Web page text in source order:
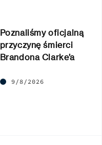
Poznaliśmy oficjalną
przyczynę śmierci
Brandona Clarke’a
9/8/2026